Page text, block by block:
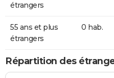
étrangers
55 ans et plus
étrangers
0 hab.
Répartition des